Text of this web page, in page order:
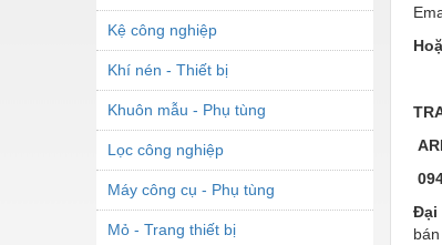
Kệ công nghiệp
Khí nén - Thiết bị
Khuôn mẫu - Phụ tùng
Lọc công nghiệp
Máy công cụ - Phụ tùng
Mỏ - Trang thiết bị
Đại